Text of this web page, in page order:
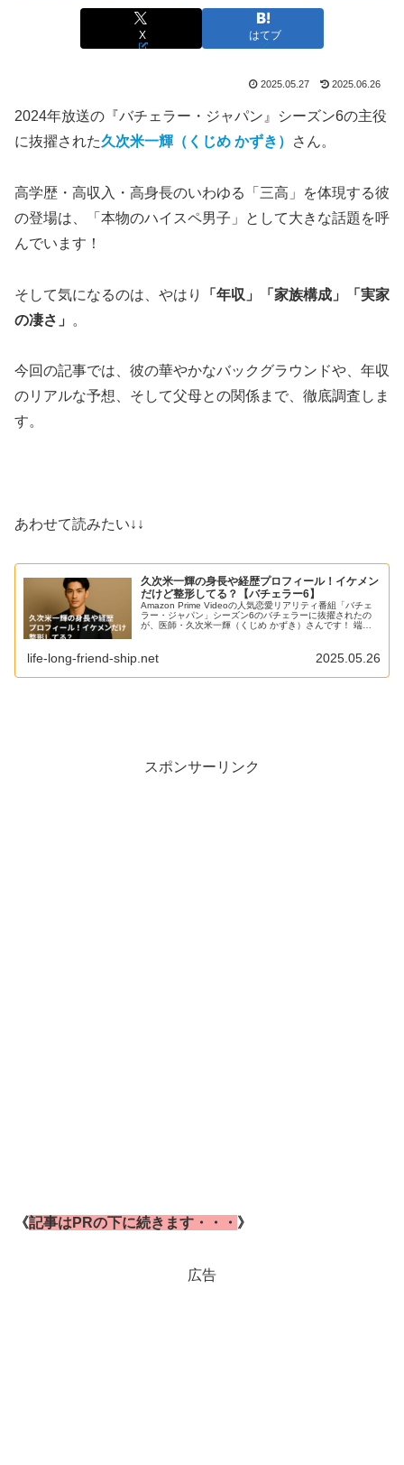
X はてブ
2025.05.27 2025.06.26
2024年放送の『バチェラー・ジャパン』シーズン6の主役
に抜擢された久次米一輝（くじめ かずき） さん。
高学歴・高収入・高身長のいわゆる「三高」を体現する彼
の登場は、「本物のハイスペ男子」として大きな話題を呼
んでいます！
そして気になるのは、やはり
「年収」「家族構成」「実家
の凄さ」
。
今回の記事では、彼の華やかなバックグラウンドや、年収
のリアルな予想、そして父母との関係まで、徹底調査しま
す。
あわせて読みたい↓↓
久次米一輝の身長や経歴プロフィール！イケメン
だけど整形してる？【バチェラー6】
Amazon Prime Videoの人気恋愛リアリティ番組「バチェ
ラー・ジャパン」シーズン6のバチェラーに抜擢されたの
が、医師・久次米一輝（くじめ かずき）さんです！ 端正
life-long-friend-ship.net 2025.05.26
スポンサーリンク
《記事はPRの下に続きます・・・ 》
広告